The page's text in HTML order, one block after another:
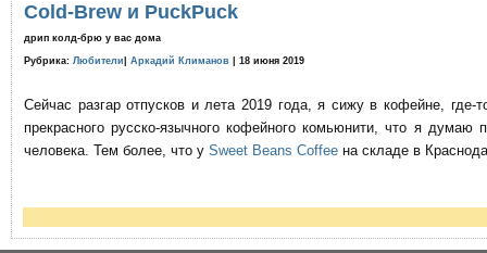
Cold-Brew и PuckPuck
дрип колд-брю у вас дома
Рубрика: Любители Аркадий Климанов | 18 июня 2019
Сейчас разгар отпусков и лета 2019 года, я сижу в кофейне,
прекрасного русско-язычного кофейного комьюнити, что я
человека. Тем более, что у Sweet Beans Coffee на складе в